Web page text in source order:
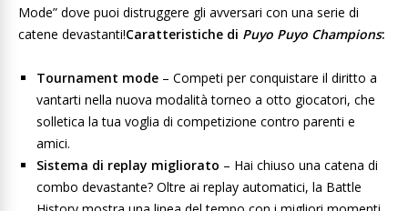
Mode” dove puoi distruggere gli avversari con una serie di
catene devastanti!Caratteristiche di Puyo Puyo Champions:
Tournament mode – Competi per conquistare il diritto a
vantarti nella nuova modalità torneo a otto giocatori, che
solletica la tua voglia di competizione contro parenti e
amici.
Sistema di replay migliorato – Hai chiuso una catena di
combo devastante? Oltre ai replay automatici, la Battle